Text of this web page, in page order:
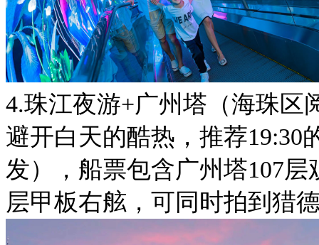
4.珠江夜游+广州塔（海珠区
避开白天的酷热，推荐19:30
发），船票包含广州塔107
层甲板右舷，可同时拍到猎